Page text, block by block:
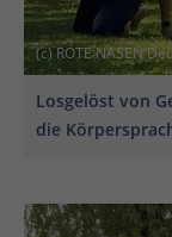
(c) ROTE NASEN
Losgelöst von
die